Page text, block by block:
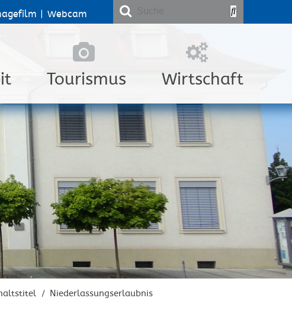
Webcam
Tourismus Wirtschaft
/ Niederlassungserlaubnis